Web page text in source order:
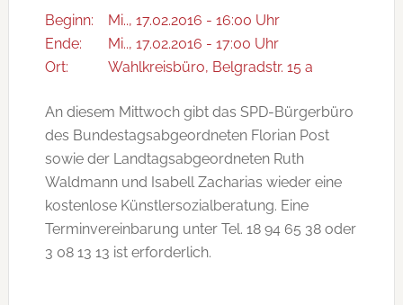
Beginn:
Mi.., 17.02.2016 - 16:00 Uhr
Ende:
Mi.., 17.02.2016 - 17:00 Uhr
Ort:
Wahlkreisbüro, Belgradstr. 15 a
An diesem Mittwoch gibt das SPD-Bürgerbüro
des Bundestagsabgeordneten Florian Post
sowie der Landtagsabgeordneten Ruth
Waldmann und Isabell Zacharias wieder eine
kostenlose Künstlersozialberatung. Eine
Terminvereinbarung unter Tel. 18 94 65 38 oder
3 08 13 13 ist erforderlich.